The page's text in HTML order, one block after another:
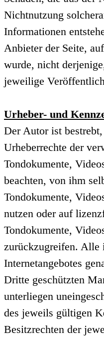
Nichtnutzung
Informationen
Anbieter der Seite,
wurde, nicht
jeweilige
Urheber- und
Der Autor ist
Urheberrechte der
Tondokumente,
beachten, von ihm
Tondokumente,
nutzen oder auf
Tondokumente,
zurückzugreifen. Alle
Internetangebotes
Dritte geschützten
unterliegen
des jeweils gültigen
Besitzrechten der